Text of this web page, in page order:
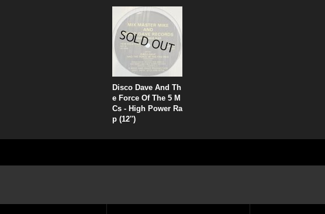
Disco Dave And Th
e Force Of The 5 M
Cs - High Power Ra
p (12'')